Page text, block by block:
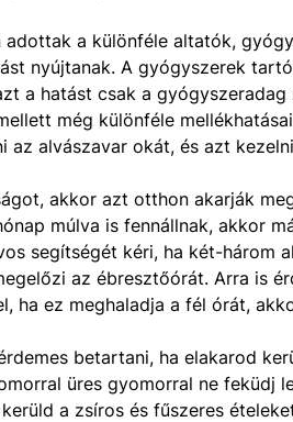
a különféle altatók,
nyújtanak. A gyógyszerek
a hatást csak a gyógyszeradag
még különféle
az alvászavar okát, és azt
akkor azt otthon akarják
múlva is fennállnak, akkor
segítségét kéri, ha két-három
az ébresztőórát. Arra is
ha ez meghaladja a fél órát,
betartani, ha elakarod
üres gyomorral ne feküdj
a zsíros és fűszeres